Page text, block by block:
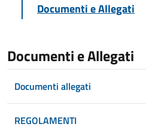
Documenti e Allegati
Documenti e Allegati
Documenti allegati
REGOLAMENTI